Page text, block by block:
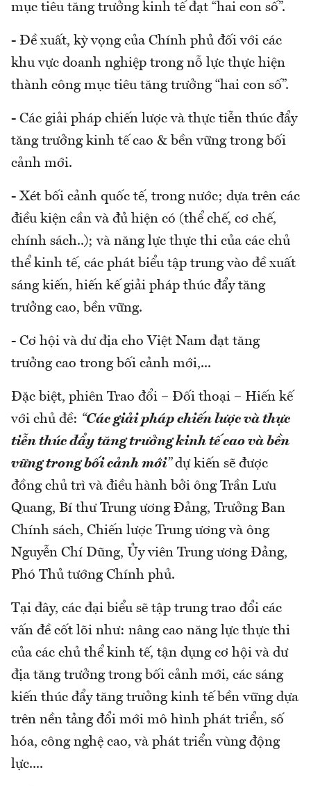
mục tiêu tăng trưởng kinh tế đạt “hai con số”.
- Đề xuất, kỳ vọng của Chính phủ đối với các
khu vực doanh nghiệp trong nỗ lực thực hiện
thành công mục tiêu tăng trưởng “hai con số”.
- Các giải pháp chiến lược và thực tiễn thúc đẩy
tăng trưởng kinh tế cao & bền vững trong bối
cảnh mới.
- Xét bối cảnh quốc tế, trong nước; dựa trên các
điều kiện cần và đủ hiện có (thể chế, cơ chế,
chính sách..); và năng lực thực thi của các chủ
thể kinh tế, các phát biểu tập trung vào đề xuất
sáng kiến, hiến kế giải pháp thúc đẩy tăng
trưởng cao, bền vững.
- Cơ hội và dư địa cho Việt Nam đạt tăng
trưởng cao trong bối cảnh mới,...
Đặc biệt, phiên Trao đổi – Đối thoại – Hiến kế
với chủ đề: “Các giải pháp chiến lược và thực
tiễn thúc đẩy tăng trưởng kinh tế cao và bền
vững trong bối cảnh mới”dự kiến sẽ được
đồng chủ trì và điều hành bởi ông Trần Lưu
Quang, Bí thư Trung ương Đảng, Trưởng Ban
Chính sách, Chiến lược Trung ương và ông
Nguyễn Chí Dũng, Ủy viên Trung ương Đảng,
Phó Thủ tướng Chính phủ.
Tại đây, các đại biểu sẽ tập trung trao đổi các
vấn đề cốt lõi như: nâng cao năng lực thực thi
của các chủ thể kinh tế, tận dụng cơ hội và dư
địa tăng trưởng trong bối cảnh mới, các sáng
kiến thúc đẩy tăng trưởng kinh tế bền vững dựa
trên nền tảng đổi mới mô hình phát triển, số
hóa, công nghệ cao, và phát triển vùng động
lực....